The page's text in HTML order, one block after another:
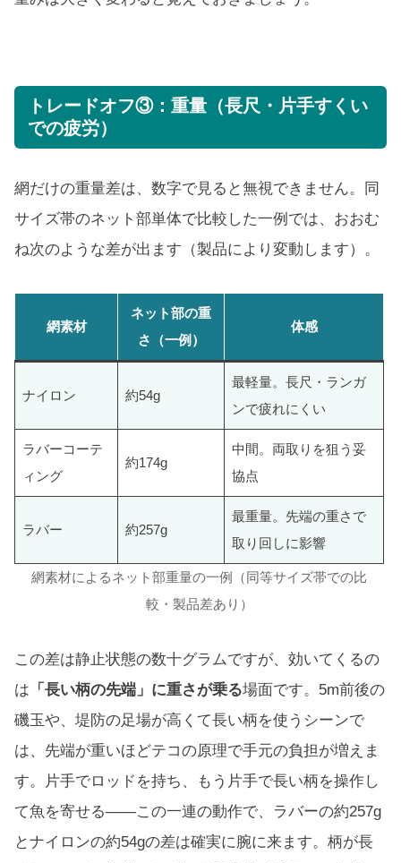
トレードオフ③：重量（長尺・片手すくい
での疲労）
網だけの重量差は、数字で見ると無視できません。同
サイズ帯のネット部単体で比較した一例では、おおむ
ね次のような差が出ます（製品により変動します）。
網素材
ネット部の重
さ（一例）
体感
ナイロン 約54g
最軽量。長尺・ランガ
ンで疲れにくい
ラバーコーテ
ィング
約174g
中間。両取りを狙う妥
協点
ラバー 約257g
最重量。先端の重さで
取り回しに影響
網素材によるネット部重量の一例（同等サイズ帯での比
較・製品差あり）
この差は静止状態の数十グラムですが、効いてくるの
は 「長い柄の先端」に重さが乗る場面です。5m前後の
磯玉や、堤防の足場が高くて長い柄を使うシーンで
は、先端が重いほどテコの原理で手元の負担が増えま
す。片手でロッドを持ち、もう片手で長い柄を操作し
て魚を寄せる——この一連の動作で、ラバーの約257g
とナイロンの約54gの差は確実に腕に来ます。柄が長